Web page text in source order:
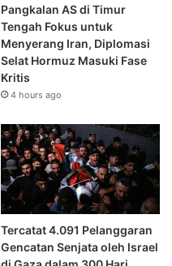
Pangkalan AS di Timur
Tengah Fokus untuk
Menyerang Iran, Diplomasi
Selat Hormuz Masuki Fase
Kritis
4 hours ago
Tercatat 4.091 Pelanggaran
Gencatan Senjata oleh Israel